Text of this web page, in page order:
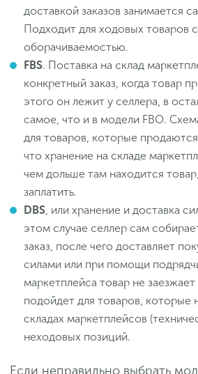
доставкой заказов занимается
Подходит для ходовых товаров
оборачиваемостью.
FBS. Поставка на склад
конкретный заказ, когда товар
этого он лежит у селлера, в
самое, что и в модели FBO.
для товаров, которые
что хранение на складе
чем дольше там находится
заплатить.
DBS , или хранение и доставка
этом случае селлер сам
заказ, после чего доставляет
силами или при помощи
маркетплейса товар не
подойдет для товаров, которые
складах маркетплейсов
неходовых позиций.
Если неправильно выбрать